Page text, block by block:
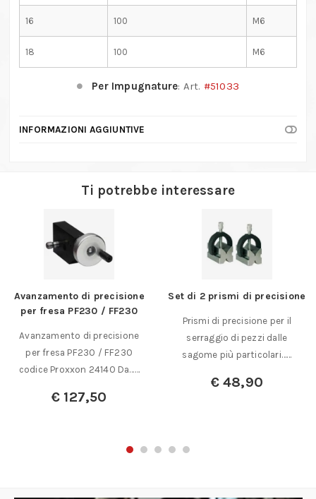
16 100 M6
18 100 M6
Per Impugnature: Art. #51033
INFORMAZIONI AGGIUNTIVE
Ti potrebbe interessare
Avanzamento di precisione
per fresa PF230 / FF230
Avanzamento di precisione
per fresa PF230 / FF230
codice Proxxon 24140 Da……
€ 127,50
Set di 2 prismi di precisione
Prismi di precisione per il
serraggio di pezzi dalle
sagome più particolari……
€48,90